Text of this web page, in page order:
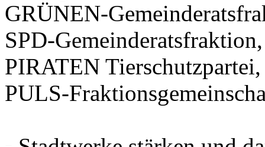
GRÜNEN-
SPD-
PIRATEN Tierschutzpartei,
PULS-